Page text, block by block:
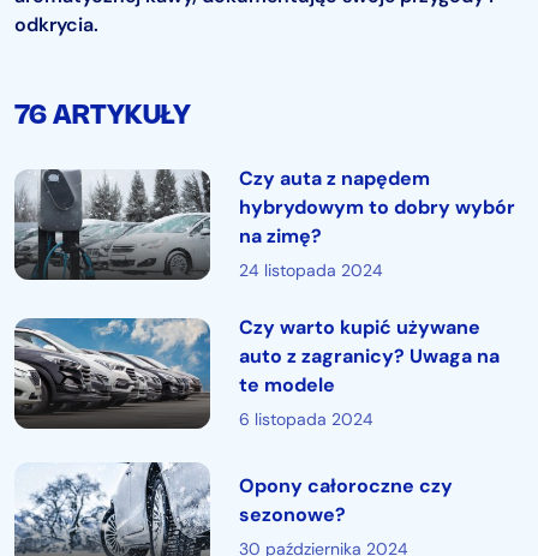
odkrycia.
76 ARTYKUŁY
Czy auta z napędem
hybrydowym to dobry wybór
na zimę?
24 listopada 2024
Czy warto kupić używane
auto z zagranicy? Uwaga na
te modele
6 listopada 2024
Opony całoroczne czy
sezonowe?
30 października 2024